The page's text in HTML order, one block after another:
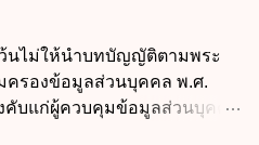
ารบริหารจัดการข้อมูลของ
รัฐ ง. กำหนดกรอบและทิศทาง
ภาครัฐและการจัดทำบริการ
ปแบบดิจิทัล ข้อ 4 กรรมการ
นี้ 1. คำว่า "เด็ก" หมายถึง เด็ก
บได้ชั้นปีที่ 9 ของการศึกษา
2. ผู้ปกครอง คือ 2.1 บิดา
าหรือมารดา ซึ่งเป็นผู้ใช้
ว้นไม่ให้นำบทบัญญัติตามพระ
รองข้อมูลส่วนบุคคล พ.ศ.
คับแก่ผู้ควบคุมข้อมูลส่วนบุคคล